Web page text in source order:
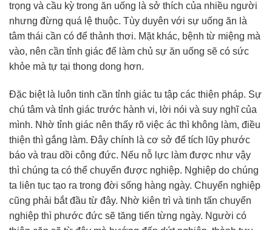
trọng và cầu kỳ trong ăn uống là sở thích của nhiều người
nhưng đừng quá lệ thuộc. Tùy duyên với sự uống ăn là
tâm thái cần có để thảnh thơi. Mặt khác, bệnh từ miệng mà
vào, nên cần tỉnh giác để làm chủ sự ăn uống sẽ có sức
khỏe mà tự tại thong dong hơn.
Đặc biệt là luôn tinh cần tỉnh giác tu tập các thiện pháp. Sự
chú tâm và tỉnh giác trước hành vi, lời nói và suy nghĩ của
mình. Nhờ tỉnh giác nên thấy rõ việc ác thì không làm, điều
thiện thì gắng làm. Đây chính là cơ sở để tích lũy phước
báo và trau dồi công đức. Nếu nỗ lực làm được như vậy
thì chúng ta có thể chuyển được nghiệp. Nghiệp do chúng
ta liên tục tạo ra trong đời sống hàng ngày. Chuyển nghiệp
cũng phải bắt đầu từ đây. Nhờ kiên trì và tinh tấn chuyển
nghiệp thì phước đức sẽ tăng tiến từng ngày. Người có